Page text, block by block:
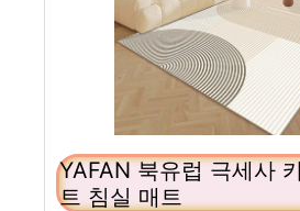
YAFAN 북유럽 극세사
트 침실 매트